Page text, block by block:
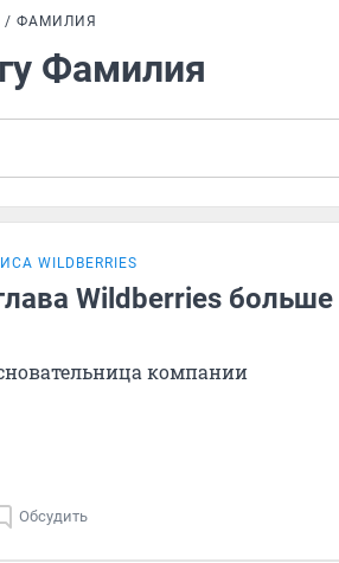
ФАМИЛИЯ
Фамилия
WILDBERRIES
Wildberries больше
компании
Обсудить